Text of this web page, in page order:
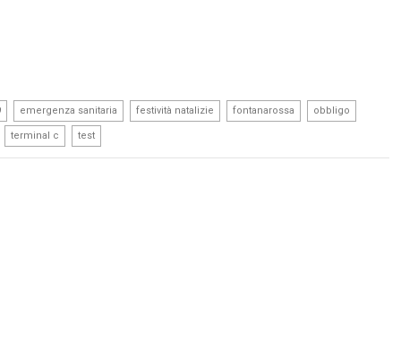
emergenza sanitaria festività natalizie fontanarossa obbligo
terminal c test